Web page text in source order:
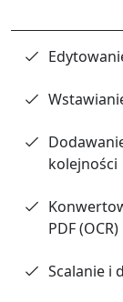
kolejności
PDF (OCR)
Scalanie i